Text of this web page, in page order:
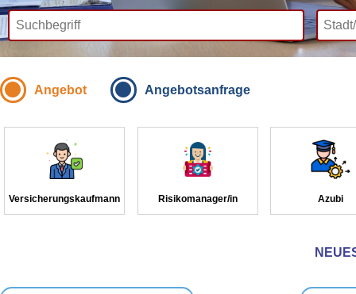
Angebot Angebotsanfrage
Versicherungskaufmann Risikomanager/in Azubi